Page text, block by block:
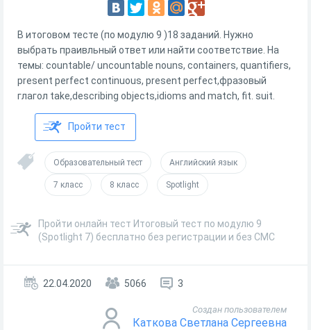
В итоговом тесте (по модулю 9 )18 заданий. Нужно
выбрать праивльный ответ или найти соответствие. На
темы: countable/ uncountable nouns, containers, quantifiers,
present perfect continuous, present perfect,фразовый
глагол take,describing objects,idioms and match, fit. suit.
Пройти тест
Образовательный тест Английский язык
7 класс 8 класс Spotlight
Пройти онлайн тест Итоговый тест по модулю 9
(Spotlight 7) бесплатно без регистрации и без СМС
22.04.2020 5066 3
Создан пользователем
Каткова Светлана Сергеевна